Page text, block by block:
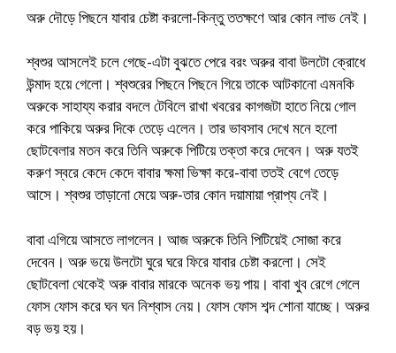
অরু দৌড়ে পিছনে যাবার চেষ্টা করলো-কিন্তু ততক্ষণে আর কোন লাভ নেই।
শ্বশুর আসলেই চলে গেছে-এটা বুঝতে পেরে বরং অরুর বাবা উলটো ক্রোধে
উন্মাদ হয়ে গেলো। শ্বশুরের পিছনে পিছনে গিয়ে তাকে আটকানো এমনকি
অরুকে সাহায্য করার বদলে টেবিলে রাখা খবরের কাগজটা হাতে নিয়ে গোল
করে পাকিয়ে অরুর দিকে তেড়ে এলেন। তার ভাবসাব দেখে মনে হলো
ছোটবেলার মতন করে তিনি অরুকে পিটিয়ে তক্তা করে দেবেন। অরু যতই
করুণ স্বরে কেদে কেদে বাবার ক্ষমা ভিক্ষা করে-বাবা ততই বেগে তেড়ে
আসে। শ্বশুর তাড়ানো মেয়ে অরু-তার কোন দয়ামায়া প্রাপ্য নেই।
বাবা এগিয়ে আসতে লাগলেন। আজ অরুকে তিনি পিটিয়েই সোজা করে
দেবেন। অরু ভয়ে উলটো ঘুরে ঘরে ফিরে যাবার চেষ্টা করলো। সেই
ছোটবেলা থেকেই অরু বাবার মারকে অনেক ভয় পায়। বাবা খুব রেগে গেলে
ফোস ফোস করে ঘন ঘন নিশ্বাস নেয়। ফোস ফোস শব্দ শোনা যাচ্ছে। অরুর
বড় ভয় হয়।